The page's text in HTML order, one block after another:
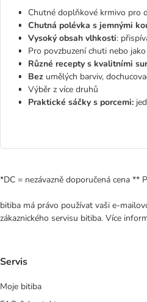
Chutné doplňkové krmivo pro
Chutná polévka s jemnými
Vysoký obsah vlhkosti:
Pro povzbuzení chuti nebo
Různé recepty s kvalitními
Bez umělých barviv,
Výběr z více druhů
Praktické sáčky s porcemi:
*DC = nezávazně doporučená cena **
bitiba má právo používat vaši e-
zákaznického servisu bitiba. Více
Servis
Moje bitiba